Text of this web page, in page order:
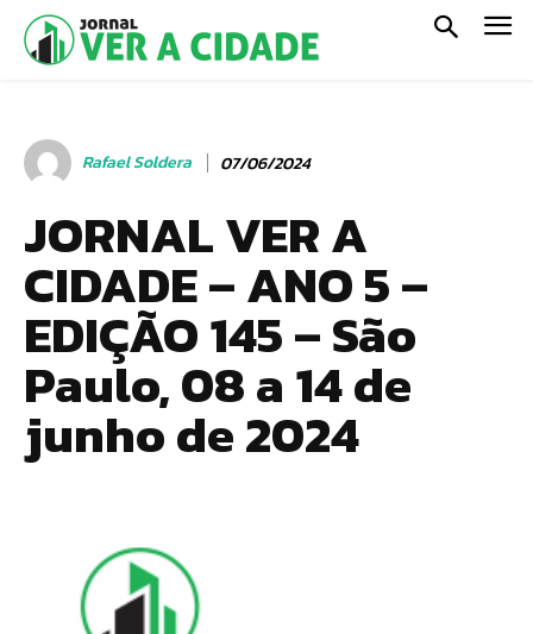
Rafael Soldera 07/06/2024
JORNAL VER A
CIDADE – ANO 5 –
EDIÇÃO 145 – São
Paulo, 08 a 14 de
junho de 2024